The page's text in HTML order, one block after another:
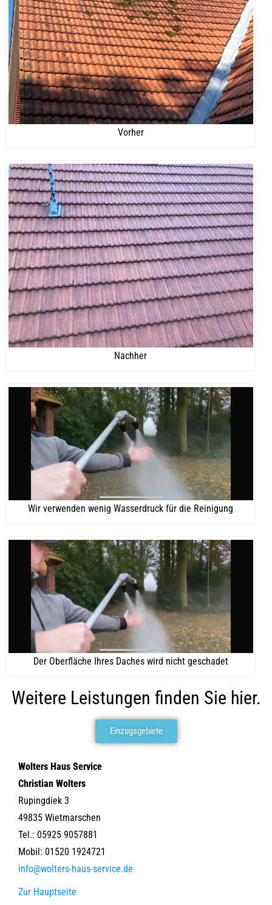
Vorher
Nachher
Wir verwenden wenig Wasserdruck für die Reinigung
Der Oberfläche Ihres Daches wird nicht geschadet
Weitere Leistungen finden Sie hier.
Einzugsgebiete
Wolters Haus Service
Christian Wolters
Rupingdiek 3
49835 Wietmarschen
Tel.: 05925 9057881
Mobil: 01520 1924721
info@wolters-haus-service.de
Zur Hauptseite